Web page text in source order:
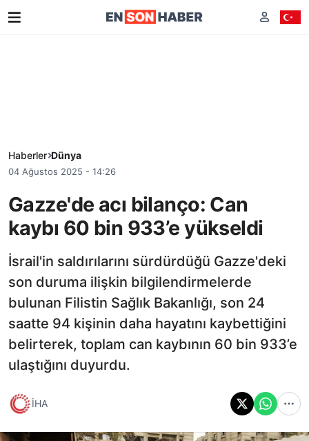
Haberler Dünya
04 Ağustos 2025 - 14:26
Gazze'de acı bilanço: Can
kaybı 60 bin 933’e yükseldi
İsrail'in saldırılarını sürdürdüğü Gazze'deki
son duruma ilişkin bilgilendirmelerde
bulunan Filistin Sağlık Bakanlığı, son 24
saatte 94 kişinin daha hayatını kaybettiğini
belirterek, toplam can kaybının 60 bin 933’e
ulaştığını duyurdu.
İHA